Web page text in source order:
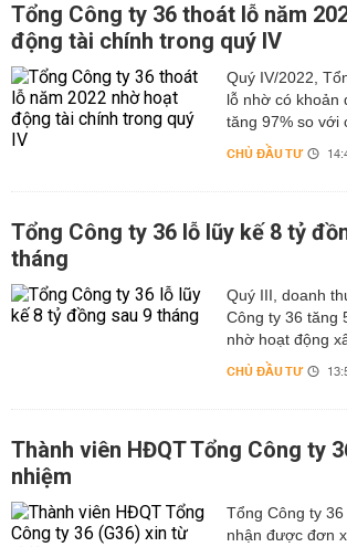
Tổng Công ty 36 thoát lỗ năm
động tài chính trong quý IV
Quý IV/2022,
lỗ nhờ có khoản
tăng 97% so với
CHỦ ĐẦU TƯ
Tổng Công ty 36 lỗ lũy kế 8 tỷ
tháng
Quý III, doanh
Công ty 36 tăng
nhờ hoạt động
CHỦ ĐẦU TƯ
Thành viên HĐQT Tổng Công ty
nhiệm
Tổng Công ty
nhận được đơn